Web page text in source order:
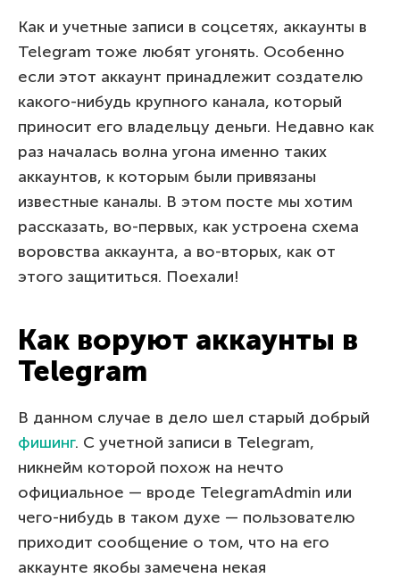
Как и учетные записи в соцсетях, аккаунты в
Telegram тоже любят угонять. Особенно
если этот аккаунт принадлежит создателю
какого-нибудь крупного канала, который
приносит его владельцу деньги. Недавно как
раз началась волна угона именно таких
аккаунтов, к которым были привязаны
известные каналы. В этом посте мы хотим
рассказать, во-первых, как устроена схема
воровства аккаунта, а во-вторых, как от
этого защититься. Поехали!
Как воруют аккаунты в
Telegram
В данном случае в дело шел старый добрый
фишинг. С учетной записи в Telegram,
никнейм которой похож на нечто
официальное — вроде TelegramAdmin или
чего-нибудь в таком духе — пользователю
приходит сообщение о том, что на его
аккаунте якобы замечена некая